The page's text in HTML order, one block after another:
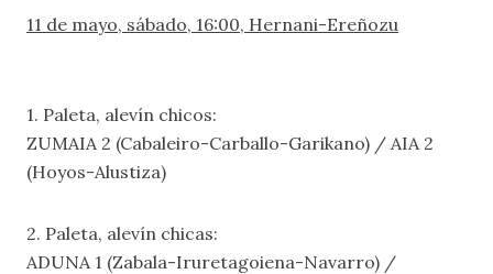
11 de mayo, sábado, 16:00, Hernani-Ereñozu
1. Paleta, alevín chicos:
ZUMAIA 2 (Cabaleiro-Carballo-Garikano) / AIA 2
(Hoyos-Alustiza)
2. Paleta, alevín chicas:
ADUNA 1 (Zabala-Iruretagoiena-Navarro) /